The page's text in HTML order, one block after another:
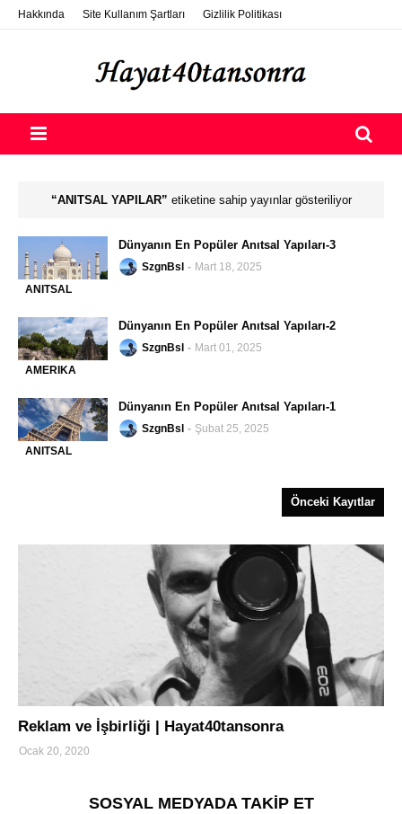
Hakkında Site Kullanım Şartları Gizlilik Politikası
ANITSAL YAPILAR etiketine sahip yayınlar gösteriliyor
ANITSAL
Dünyanın En Popüler Anıtsal Yapıları-3
SzgnBsl Mart 18, 2025
AMERIKA
Dünyanın En Popüler Anıtsal Yapıları-2
SzgnBsl Mart 01, 2025
ANITSAL
Dünyanın En Popüler Anıtsal Yapıları-1
SzgnBsl Şubat 25, 2025
Önceki Kayıtlar
Reklam ve İşbirliği | Hayat40tansonra
Ocak 20, 2020
SOSYAL MEDYADA TAKİP ET